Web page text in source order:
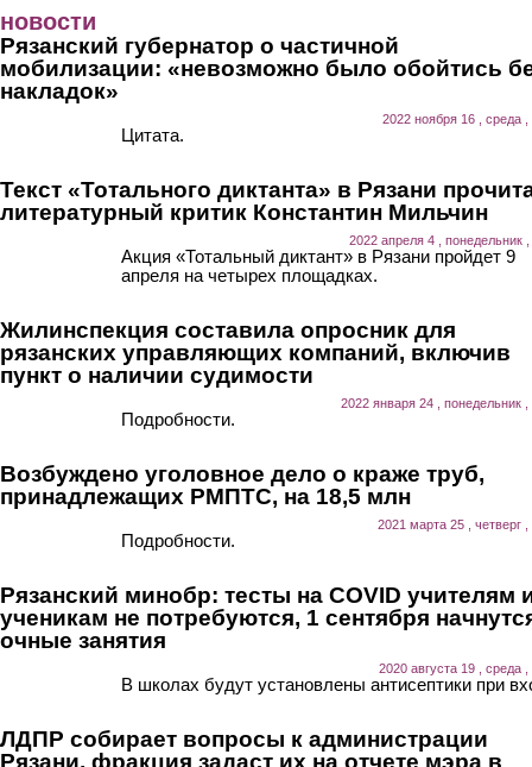
новости
Рязанский губернатор о частичной
мобилизации: «невозможно было обойтись
накладок»
2022 ноября 16 , среда ,
Цитата.
Текст «Тотального диктанта» в Рязани
литературный критик Константин Мильчин
2022 апреля 4 , понедельник ,
Акция «Тотальный диктант» в Рязани пройдет 9
апреля на четырех площадках.
Жилинспекция составила опросник для
рязанских управляющих компаний, включив
пункт о наличии судимости
2022 января 24 , понедельник ,
Подробности.
Возбуждено уголовное дело о краже труб,
принадлежащих РМПТС, на 18,5 млн
2021 марта 25 , четверг ,
Подробности.
Рязанский минобр: тесты на COVID учителям
ученикам не потребуются, 1 сентября
очные занятия
2020 августа 19 , среда ,
В школах будут установлены антисептики при
ЛДПР собирает вопросы к администрации
Рязани, фракция задаст их на отчете мэра в